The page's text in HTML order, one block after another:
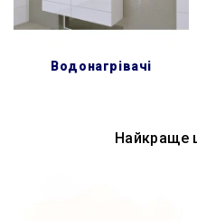
водонагрівачі
Найкраще